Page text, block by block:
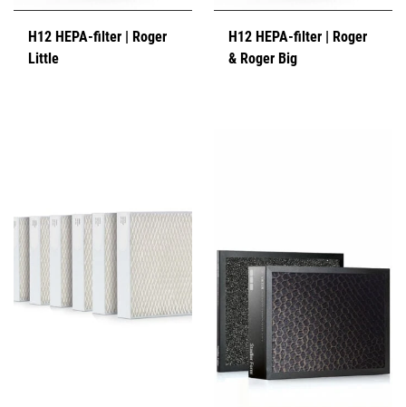
H12 HEPA-filter | Roger
Little
H12 HEPA-filter | Roger
& Roger Big